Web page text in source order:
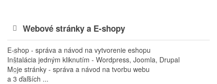
Webové stránky a E-shopy
E-shop - správa a návod na vytvorenie eshopu
Inštalácia jedným kliknutím - Wordpress, Joomla, Drupal
Moje stránky - správa a návod na tvorbu webu
a 3 ďaľších ...